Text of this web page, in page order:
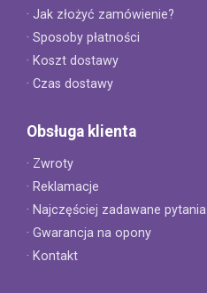
· Jak złożyć zamówienie?
· Sposoby płatności
· Koszt dostawy
· Czas dostawy
Obsługa klienta
· Zwroty
· Reklamacje
· Najczęściej zadawane pytania
· Gwarancja na opony
· Kontakt